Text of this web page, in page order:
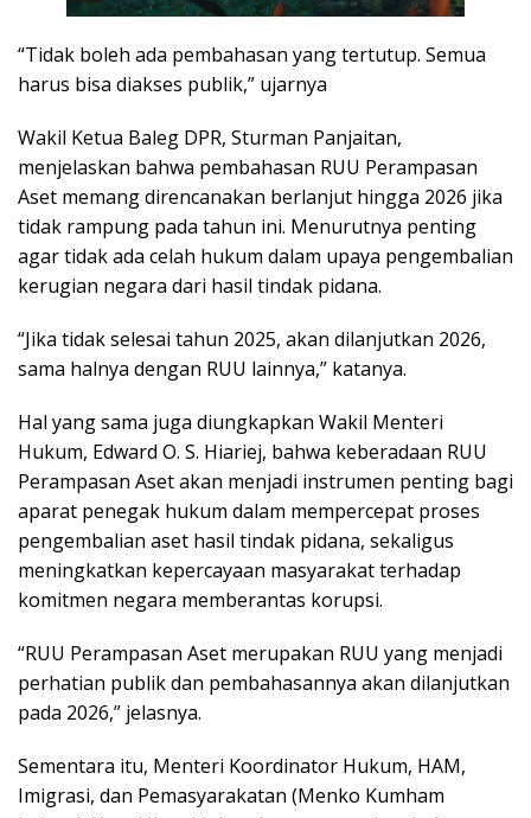
“Tidak boleh ada pembahasan yang tertutup. Semua
harus bisa diakses publik,” ujarnya
Wakil Ketua Baleg DPR, Sturman Panjaitan,
menjelaskan bahwa pembahasan RUU Perampasan
Aset memang direncanakan berlanjut hingga 2026 jika
tidak rampung pada tahun ini. Menurutnya penting
agar tidak ada celah hukum dalam upaya pengembalian
kerugian negara dari hasil tindak pidana.
“Jika tidak selesai tahun 2025, akan dilanjutkan 2026,
sama halnya dengan RUU lainnya,” katanya.
Hal yang sama juga diungkapkan Wakil Menteri
Hukum, Edward O. S. Hiariej, bahwa keberadaan RUU
Perampasan Aset akan menjadi instrumen penting bagi
aparat penegak hukum dalam mempercepat proses
pengembalian aset hasil tindak pidana, sekaligus
meningkatkan kepercayaan masyarakat terhadap
komitmen negara memberantas korupsi.
“RUU Perampasan Aset merupakan RUU yang menjadi
perhatian publik dan pembahasannya akan dilanjutkan
pada 2026,” jelasnya.
Sementara itu, Menteri Koordinator Hukum, HAM,
Imigrasi, dan Pemasyarakatan (Menko Kumham